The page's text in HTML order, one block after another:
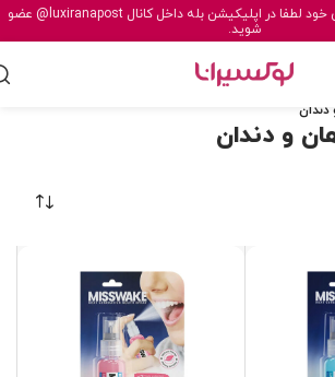
لطفا در اپلیکیشن بله داخل کانال@luxiranapost عضو
شوید.
و دندان